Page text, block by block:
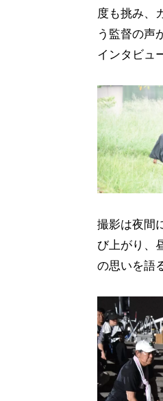
度も挑み、
う監督の声
インタビュ
撮影は夜間
び上がり、
の思いを語